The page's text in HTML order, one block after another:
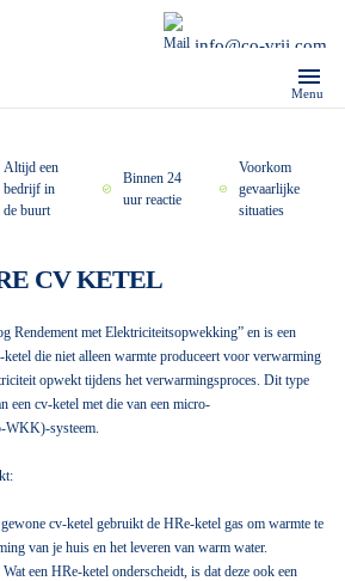
info@co-vrij.com
Menu
Altijd een
bedrijf in
de buurt
Binnen 24
uur reactie
Voorkom
gevaarlijke
situaties
CV KETEL
Rendement met Elektriciteitsopwekking” en is een
ketel die niet alleen warmte produceert voor verwarming
opwekt tijdens het verwarmingsproces. Dit type
een cv-ketel met die van een micro-
WKK)-systeem.
cv-ketel gebruikt de HRe-ketel gas om warmte te
van je huis en het leveren van warm water.
Wat een HRe-ketel onderscheidt, is dat deze ook een